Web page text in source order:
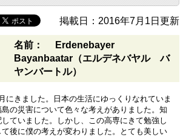
掲載日：2016年7月1日更新
名前： Erdenebayer
Bayanbaatar（エルデネバヤル バ
ヤンバートル）
にきました。日本の生活にゆっくりなれていま
の災害について色々な考えがありました。知
ていました。しかし、この高専にきて勉強し
後に僕の考えが変わりました。とても美しい